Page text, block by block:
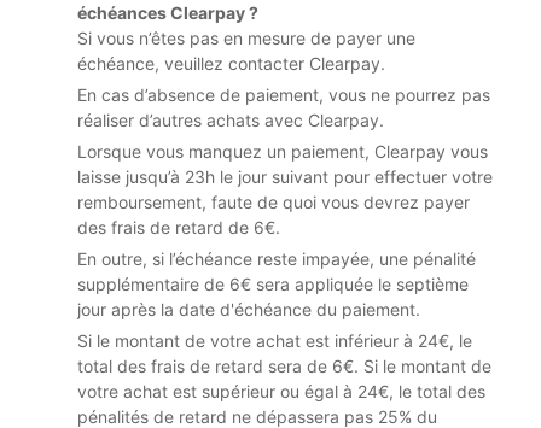
échéances Clearpay ?
Si vous n’êtes pas en mesure de payer une
échéance, veuillez contacter Clearpay.
En cas d’absence de paiement, vous ne pourrez pas
réaliser d’autres achats avec Clearpay.
Lorsque vous manquez un paiement, Clearpay vous
laisse jusqu’à 23h le jour suivant pour effectuer votre
remboursement, faute de quoi vous devrez payer
des frais de retard de 6€.
En outre, si l’échéance reste impayée, une pénalité
supplémentaire de 6€ sera appliquée le septième
jour après la date d'échéance du paiement.
Si le montant de votre achat est inférieur à 24€, le
total des frais de retard sera de 6€. Si le montant de
votre achat est supérieur ou égal à 24€, le total des
pénalités de retard ne dépassera pas 25% du